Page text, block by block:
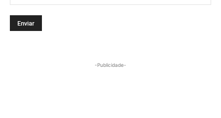
-Publicidade-